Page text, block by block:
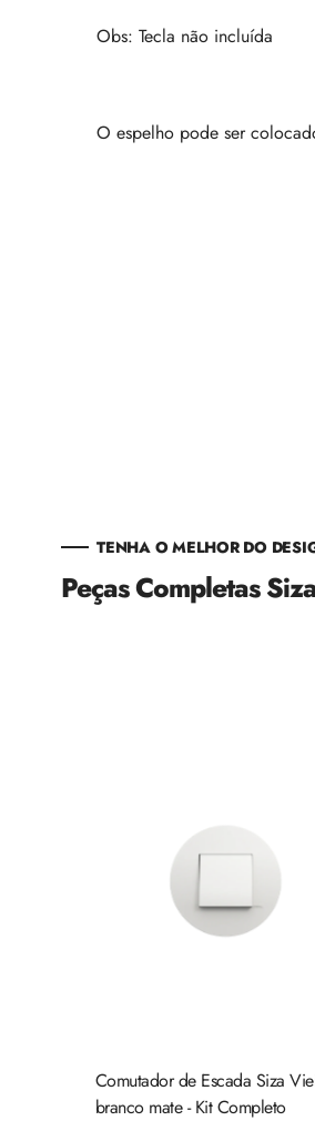
Obs: Tecla não incluída
O espelho pode ser
TENHA O MELHOR DO
Peças Completas
Comutador de Escada Siza
branco mate - Kit Completo